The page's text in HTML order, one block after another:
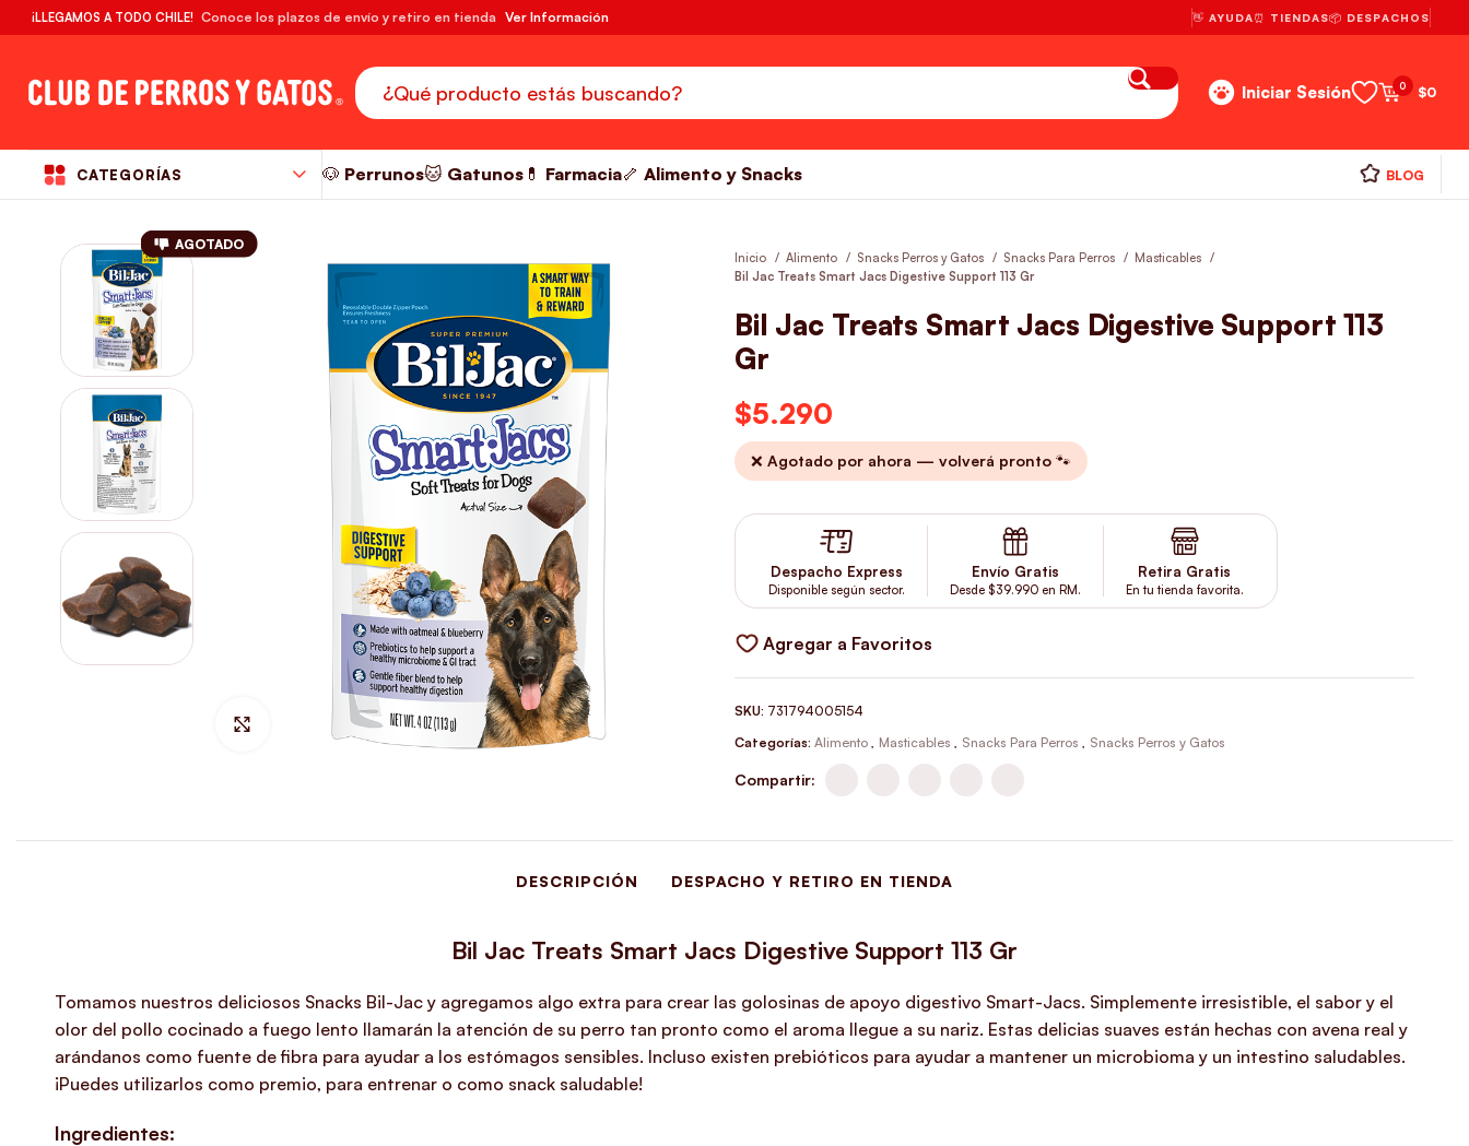
¡LLEGAMOS A TODO CHILE! Conoce los plazos de envío y retiro en tienda Ver Información 👋 AYUDA⏰ TIENDAS📦 DESPACHOS
Iniciar Sesión 0 $0
CATEGORÍAS 🐶 Perrunos🐱 Gatunos 💊 Farmacia🦴 Alimento y Snacks BLOG
AGOTADO
Hacer Zoom
Inicio Alimento Snacks Perros y Gatos Snacks Para Perros
Masticables
Bil Jac Treats Smart Jacs Digestive Support 113 Gr
Bil Jac Treats Smart Jacs Digestive Support 113
Gr
$5.290
❌ Agotado por ahora — volverá pronto 🐾
Despacho Express
Disponible según sector.
Envío Gratis
Desde $39.990 en RM.
Retira Gratis
En tu tienda favorita.
Agregar a Favoritos
SKU: 731794005154
Categorías: Alimento , Masticables , Snacks Para Perros , Snacks Perros y Gatos
Compartir:
DESCRIPCIÓN DESPACHO Y RETIRO EN TIENDA
Bil Jac Treats Smart Jacs Digestive Support 113 Gr
Tomamos nuestros deliciosos Snacks Bil-Jac y agregamos algo extra para crear las golosinas de apoyo digestivo Smart-Jacs. Simplemente irresistible, el sabor y el
olor del pollo cocinado a fuego lento llamarán la atención de su perro tan pronto como el aroma llegue a su nariz. Estas delicias suaves están hechas con avena real y
arándanos como fuente de fibra para ayudar a los estómagos sensibles. Incluso existen prebióticos para ayudar a mantener un microbioma y un intestino saludables.
¡Puedes utilizarlos como premio, para entrenar o como snack saludable!
Ingredientes:
RM